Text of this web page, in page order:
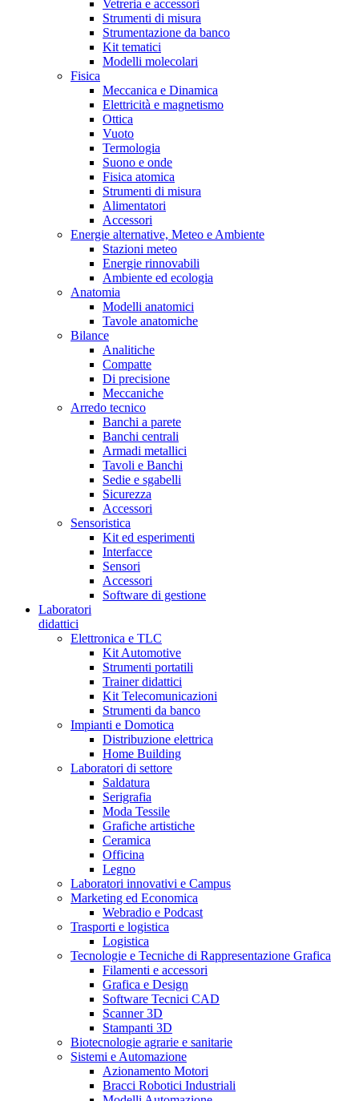
Vetreria e accessori
Strumenti di misura
Strumentazione da banco
Kit tematici
Modelli molecolari
Fisica
Meccanica e Dinamica
Elettricità e magnetismo
Ottica
Vuoto
Termologia
Suono e onde
Fisica atomica
Strumenti di misura
Alimentatori
Accessori
Energie alternative, Meteo e Ambiente
Stazioni meteo
Energie rinnovabili
Ambiente ed ecologia
Anatomia
Modelli anatomici
Tavole anatomiche
Bilance
Analitiche
Compatte
Di precisione
Meccaniche
Arredo tecnico
Banchi a parete
Banchi centrali
Armadi metallici
Tavoli e Banchi
Sedie e sgabelli
Sicurezza
Accessori
Sensoristica
Kit ed esperimenti
Interfacce
Sensori
Accessori
Software di gestione
Laboratori
didattici
Elettronica e TLC
Kit Automotive
Strumenti portatili
Trainer didattici
Kit Telecomunicazioni
Strumenti da banco
Impianti e Domotica
Distribuzione elettrica
Home Building
Laboratori di settore
Saldatura
Serigrafia
Moda Tessile
Grafiche artistiche
Ceramica
Officina
Legno
Laboratori innovativi e Campus
Marketing ed Economica
Webradio e Podcast
Trasporti e logistica
Logistica
Tecnologie e Tecniche di Rappresentazione Grafica
Filamenti e accessori
Grafica e Design
Software Tecnici CAD
Scanner 3D
Stampanti 3D
Biotecnologie agrarie e sanitarie
Sistemi e Automazione
Azionamento Motori
Bracci Robotici Industriali